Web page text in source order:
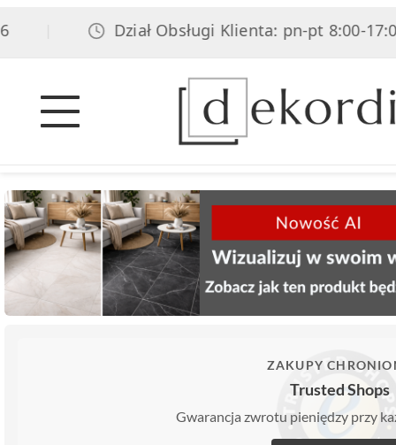
Dział Obsługi Klienta: pn-pt 8:00-17:00,
ZAKUPY
Trusted Shops
Gwarancja zwrotu pieniędzy przy